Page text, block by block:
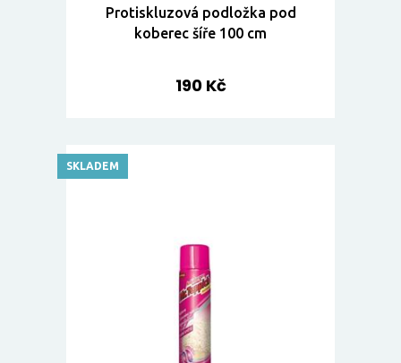
Protiskluzová podložka pod
koberec šíře 100 cm
190 Kč
SKLADEM